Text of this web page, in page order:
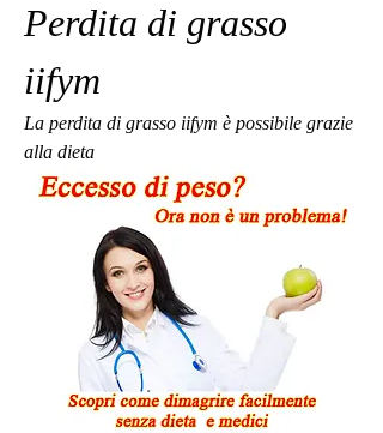
Perdita di grasso
iifym
La perdita di grasso iifym è possibile grazie
alla dieta